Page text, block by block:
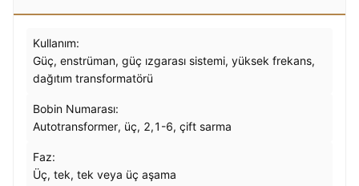
Kullanım:
Güç, enstrüman, güç ızgarası sistemi, yüksek frekans,
dağıtım transformatörü
Bobin Numarası:
Autotransformer, üç, 2,1-6, çift sarma
Faz:
Üç, tek, tek veya üç aşama